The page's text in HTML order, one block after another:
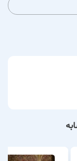
از ویژگی‌های
کار خود خلق
از
برای شما خواهد بود.